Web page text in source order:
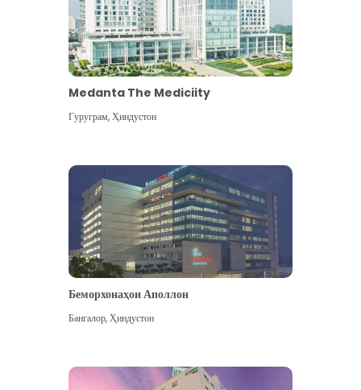
Бештар дидан
Medanta The Mediciity
Гуруграм,Ҳиндустон
Беморхонаҳои Аполлон
Бангалор,Ҳиндустон